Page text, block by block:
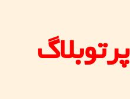
پرتوبلاگ